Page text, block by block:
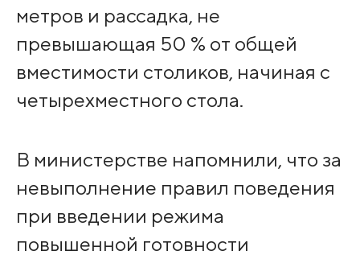
метров и рассадка, не
превышающая 50 % от общей
вместимости столиков, начиная с
четырехместного стола.
В министерстве напомнили, что за
невыполнение правил поведения
при введении режима
повышенной готовности